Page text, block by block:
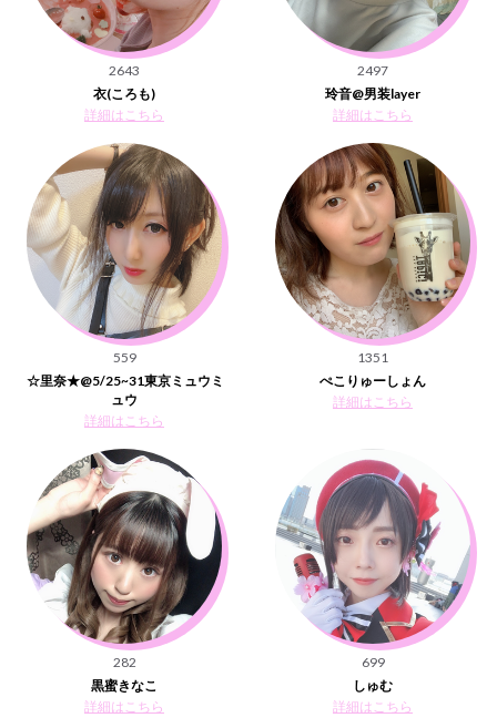
2643
衣(ころも)
詳細はこちら
2497
玲音@男装layer
詳細はこちら
559
☆里奈★@5/25~31東京ミュウミ
ュウ
詳細はこちら
1351
ぺこりゅーしょん
詳細はこちら
282
黒蜜きなこ
詳細はこちら
699
しゅむ
詳細はこちら